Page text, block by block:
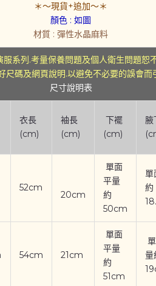
＊～現貨+追加～＊
顏色 : 如圖
材質 : 彈性水晶麻料
服系列.考量保養問題及個人衛生問題恕
尺碼及網頁說明.以避免不必要的誤會而
尺寸說明表
衣長
(cm)
袖長
(cm)
下襬
(cm)
腋
52cm
20cm
單面
平量
約
50cm
單
約
54cm 21cm
單面
平量
約
51cm
量